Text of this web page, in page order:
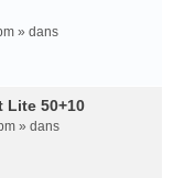
» dans
Lite 50+10
» dans